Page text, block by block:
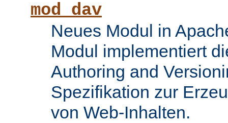
mod_dav
Neues Modul in
Modul implementiert
Authoring and
Spezifikation zur
von Web-Inhalten.